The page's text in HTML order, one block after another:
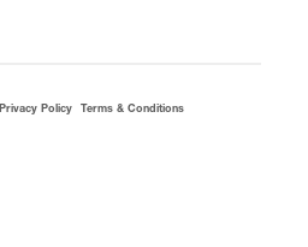
Privacy Policy Terms & Conditions